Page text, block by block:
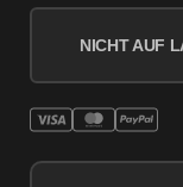
NICHT AUF